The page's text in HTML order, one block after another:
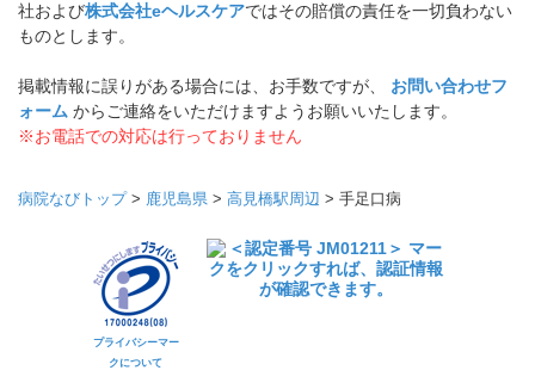
社および株式会社eヘルスケアではその賠償の責任を一切負わない
ものとします。
掲載情報に誤りがある場合には、お手数ですが、 お問い合わせフ
ォーム からご連絡をいただけますようお願いいたします。
※お電話での対応は行っておりません
病院なびトップ> 鹿児島県 > 高見橋駅周辺 > 手足口病
プライバシーマー
クについて